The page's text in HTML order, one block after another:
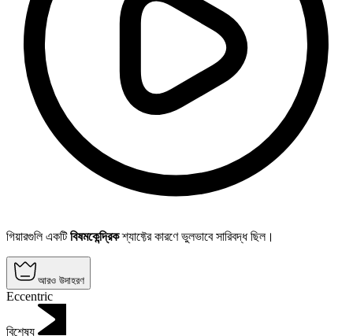
গিয়ারগুলি একটিবিষমকেন্দ্রিকশ্যাফ্টের কারণে ভুলভাবে সারিবদ্ধ ছিল।
আরও উদাহরণ
Eccentric
বিশেষ্য